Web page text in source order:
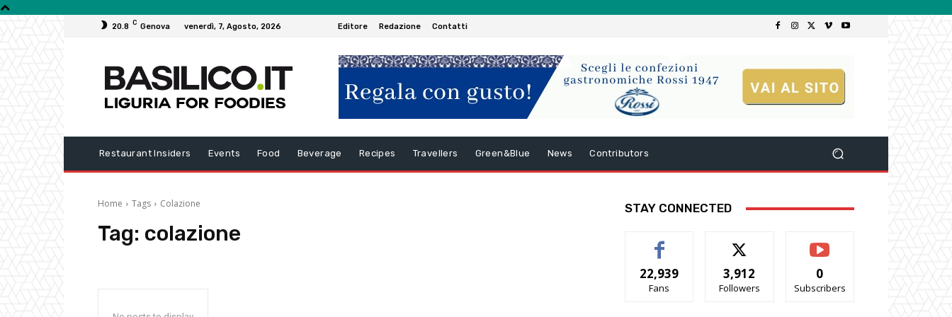
20.8 C Genova venerdì, 7, Agosto, 2026 Editore Redazione Contatti
Restaurant Insiders Events Food Beverage Recipes Travellers Green&Blue News Contributors
Home Tags Colazione
Tag: colazione
STAY CONNECTED
22,939
Fans
3,912
Followers
0
Subscribers